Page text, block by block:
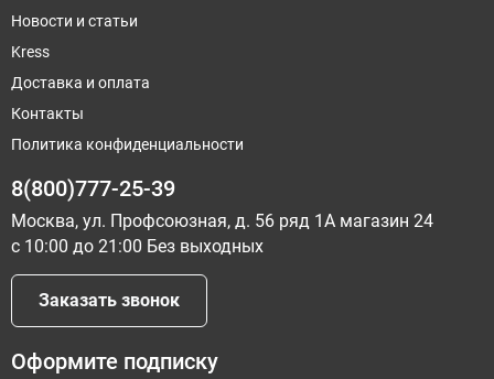
Новости и статьи
Kress
Доставка и оплата
Контакты
Политика конфиденциальности
8(800)777-25-39
Москва, ул. Профсоюзная, д. 56 ряд 1А магазин 24
с 10:00 до 21:00 Без выходных
Заказать звонок
Оформите подписку